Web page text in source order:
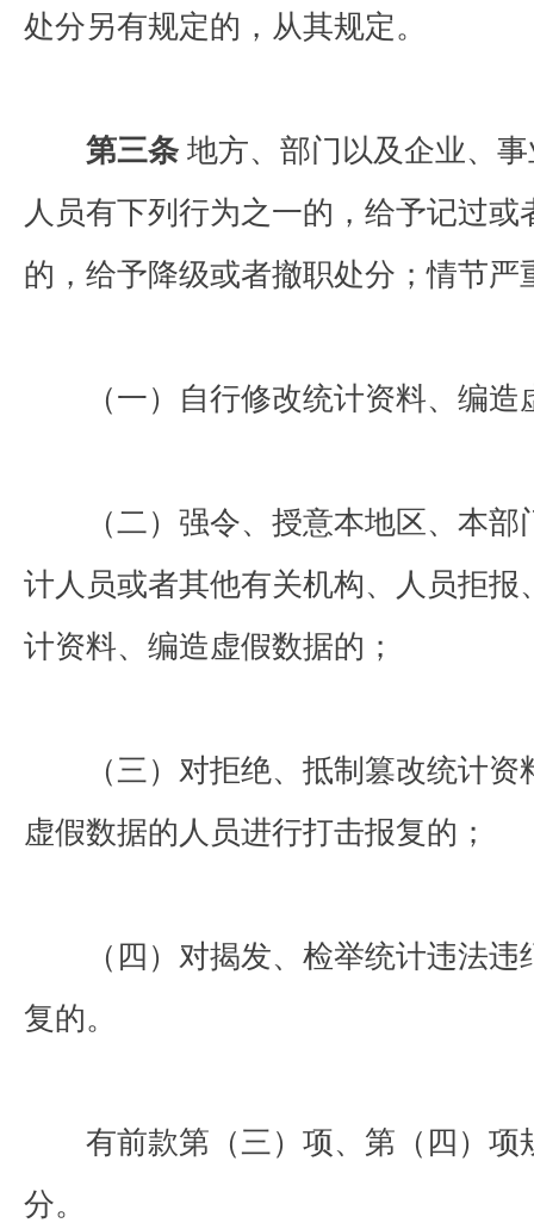
处分另有规定的，从其规定。
第三条 地方、部门以及企业、
人员有下列行为之一的，给予记过
的，给予降级或者撤职处分；情节
（一）自行修改统计资料、编造
（二）强令、授意本地区、本部
计人员或者其他有关机构、人员拒
计资料、编造虚假数据的；
（三）对拒绝、抵制篡改统计资
虚假数据的人员进行打击报复的；
（四）对揭发、检举统计违法违
复的。
有前款第（三）项、第（四）项
分。